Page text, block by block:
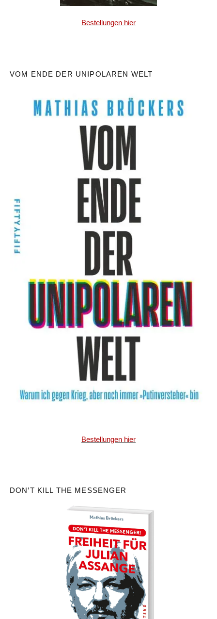
Bestellungen hier
VOM ENDE DER UNIPOLAREN WELT
Bestellungen hier
DON’T KILL THE MESSENGER